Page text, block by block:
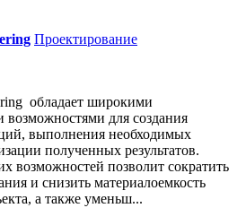
Проектирование
обладает широкими
для создания
выполнения необходимых
полученных результатов.
возможностей позволит сократить
и снизить материалоемкость
а также уменьш...